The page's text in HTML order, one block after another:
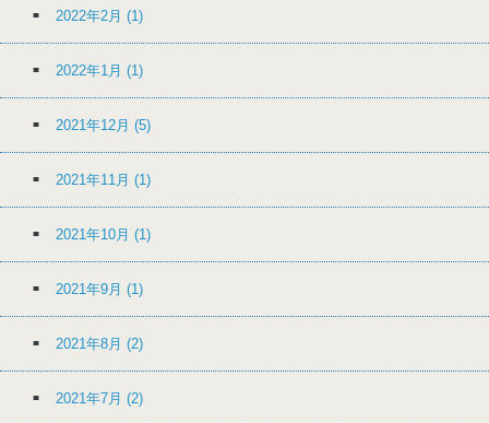
2022年2月 (1)
2022年1月 (1)
2021年12月 (5)
2021年11月 (1)
2021年10月 (1)
2021年9月 (1)
2021年8月 (2)
2021年7月 (2)